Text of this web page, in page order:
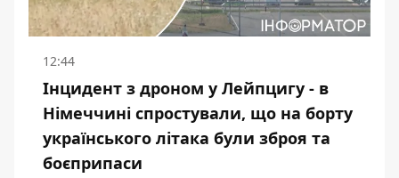
12:44
Інцидент з дроном у Лейпцигу - в
Німеччині спростували, що на борту
українського літака були зброя та
боєприпаси